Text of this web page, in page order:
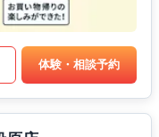
体験・相談予約